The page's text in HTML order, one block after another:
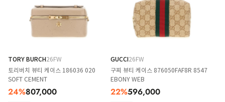
TORY BURCH26FW
토리버치 뷰티 케이스 186036 020
SOFT CEMENT
24%807,000
GUCCI26FW
구찌 뷰티 케이스 876050FAF8R 8547
EBONY WEB
22%596,000